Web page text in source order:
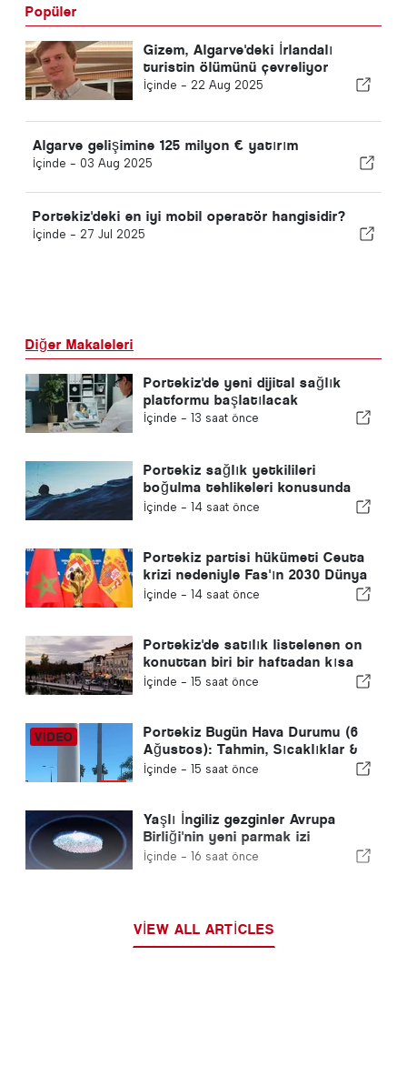
Popüler
Gizem, Algarve'deki İrlandalı
turistin ölümünü çevreliyor
İçinde - 22 Aug 2025
Algarve gelişimine 125 milyon € yatırım
İçinde - 03 Aug 2025
Portekiz'deki en iyi mobil operatör hangisidir?
İçinde - 27 Jul 2025
Diğer Makaleleri
Portekiz'de yeni dijital sağlık
platformu başlatılacak
İçinde - 13 saat önce
Portekiz sağlık yetkilileri
boğulma tehlikeleri konusunda
uyardı
İçinde - 14 saat önce
Portekiz partisi hükümeti Ceuta
krizi nedeniyle Fas'ın 2030 Dünya
Kupası ev sahipliğini yeniden
İçinde - 14 saat önce
Portekiz'de satılık listelenen on
konuttan biri bir haftadan kısa
bir sürede satılıyor
İçinde - 15 saat önce
Portekiz Bugün Hava Durumu (6
Ağustos): Tahmin, Sıcaklıklar &
Ne Beklenmeli
İçinde - 15 saat önce
Yaşlı İngiliz gezginler Avrupa
Birliği'nin yeni parmak izi
kontrolleri ile mücadele ediyor
İçinde - 16 saat önce
VIEW ALL ARTICLES